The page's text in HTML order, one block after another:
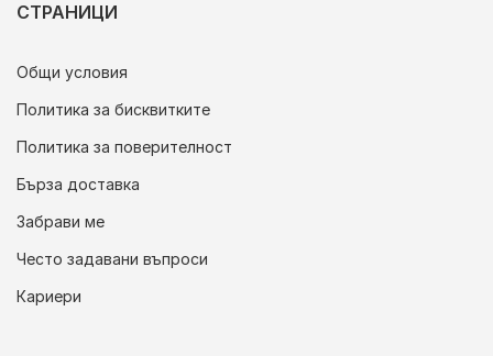
СТРАНИЦИ
Общи условия
Политика за бисквитките
Политика за поверителност
Бърза доставка
Забрави ме
Често задавани въпроси
Кариери